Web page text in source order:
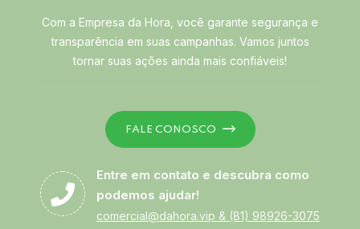
Com a Empresa da Hora, você garante segurança e
transparência em suas campanhas. Vamos juntos
tornar suas ações ainda mais confiáveis!
FALE CONOSCO
Entre em contato e descubra como
podemos ajudar!
comercial@dahora.vip & (81) 98926-3075